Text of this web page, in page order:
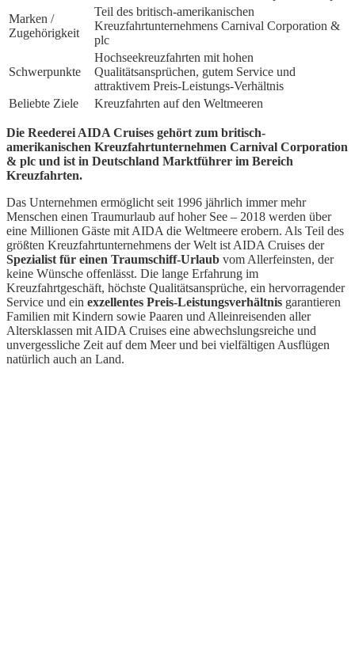
Marken /
Zugehörigkeit
Teil des britisch-amerikanischen
Kreuzfahrtunternehmens Carnival Corporation &
plc
Schwerpunkte
Hochseekreuzfahrten mit hohen
Qualitätsansprüchen, gutem Service und
attraktivem Preis-Leistungs-Verhältnis
Beliebte Ziele
Kreuzfahrten auf den Weltmeeren
Die Reederei AIDA Cruises gehört zum britisch-
amerikanischen Kreuzfahrtunternehmen Carnival Corporation
& plc und ist in Deutschland Marktführer im Bereich
Kreuzfahrten.
Das Unternehmen ermöglicht seit 1996 jährlich immer mehr
Menschen einen Traumurlaub auf hoher See – 2018 werden über
eine Millionen Gäste mit AIDA die Weltmeere erobern. Als Teil des
größten Kreuzfahrtunternehmens der Welt ist AIDA Cruises der
Spezialist für einen Traumschiff-Urlaub vom Allerfeinsten, der
keine Wünsche offenlässt. Die lange Erfahrung im
Kreuzfahrtgeschäft, höchste Qualitätsansprüche, ein hervorragender
Service und ein exzellentes Preis-Leistungsverhältnis garantieren
Familien mit Kindern sowie Paaren und Alleinreisenden aller
Altersklassen mit AIDA Cruises eine abwechslungsreiche und
unvergessliche Zeit auf dem Meer und bei vielfältigen Ausflügen
natürlich auch an Land.